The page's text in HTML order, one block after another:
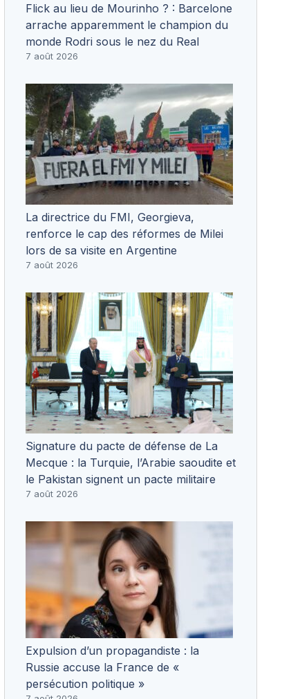
Flick au lieu de Mourinho ? : Barcelone
arrache apparemment le champion du
monde Rodri sous le nez du Real
7 août 2026
La directrice du FMI, Georgieva,
renforce le cap des réformes de Milei
lors de sa visite en Argentine
7 août 2026
Signature du pacte de défense de La
Mecque : la Turquie, l’Arabie saoudite et
le Pakistan signent un pacte militaire
7 août 2026
Expulsion d’un propagandiste : la
Russie accuse la France de «
persécution politique »